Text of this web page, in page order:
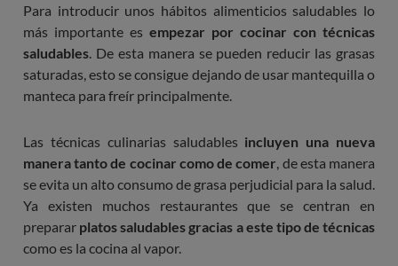
Para introducir unos hábitos alimenticios saludables lo
más importante es empezar por cocinar con técnicas
saludables . De esta manera se pueden reducir las grasas
saturadas, esto se consigue dejando de usar mantequilla o
manteca para freír principalmente.
Las técnicas culinarias saludables incluyen una nueva
manera tanto de cocinar como de comer , de esta manera
se evita un alto consumo de grasa perjudicial para la salud.
Ya existen muchos restaurantes que se centran en
preparar platos saludables gracias a este tipo de técnicas
como es la cocina al vapor.